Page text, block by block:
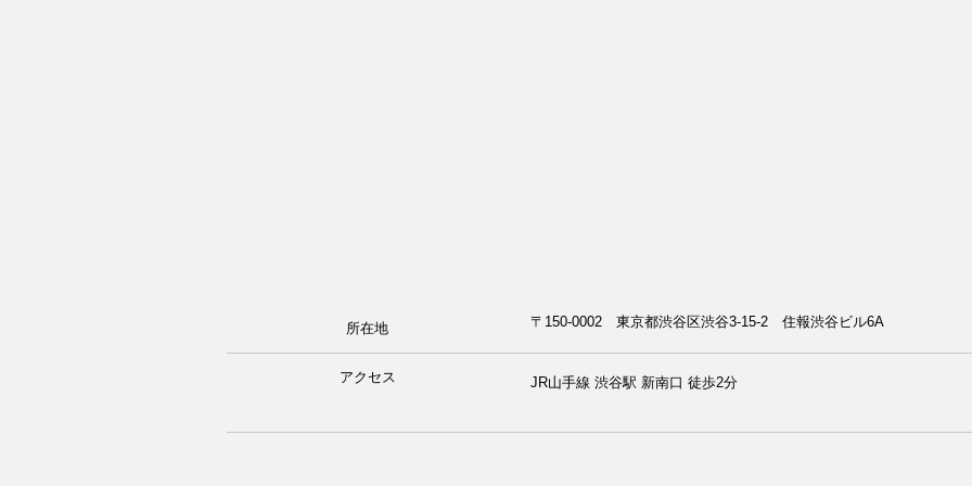
所在地 〒150-0002​​ 東京都渋谷区渋谷3-15-2 住報渋谷ビル6A
JR山手線 渋谷駅 新南口 徒歩2分
アクセス